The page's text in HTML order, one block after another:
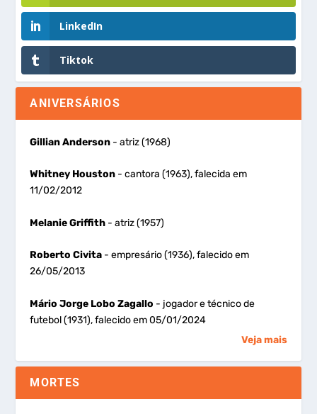
LinkedIn
Tiktok
ANIVERSÁRIOS
Gillian Anderson - atriz (1968)
Whitney Houston - cantora (1963), falecida em
11/02/2012
Melanie Griffith - atriz (1957)
Roberto Civita - empresário (1936), falecido em
26/05/2013
Mário Jorge Lobo Zagallo - jogador e técnico de
futebol (1931), falecido em 05/01/2024
Veja mais
MORTES